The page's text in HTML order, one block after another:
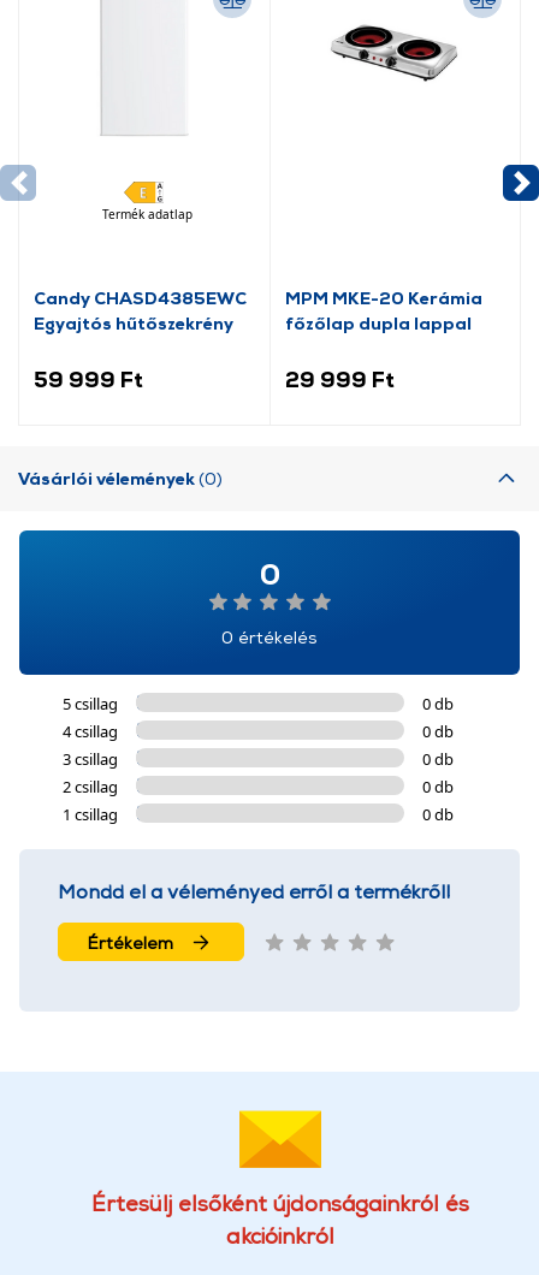
Termék adatlap
Candy CHASD4385EWC
Egyajtós hűtőszekrény
59 999 Ft
MPM MKE-20 Kerámia
főzőlap dupla lappal
29 999 Ft
Vásárlói vélemények(0)
0
0 értékelés
5 csillag
0 db
4 csillag
0 db
3 csillag
0 db
2 csillag
0 db
1 csillag
0 db
Mondd el a véleményed erről a termékről!
Értékelem
Értesülj elsőként újdonságainkról és
akcióinkról